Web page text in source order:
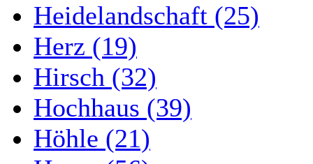
Heidelandschaft (25)
Herz (19)
Hirsch (32)
Hochhaus (39)
Höhle (21)